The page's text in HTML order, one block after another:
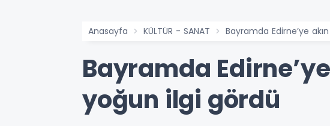
Anasayfa KÜLTÜR - SANAT Bayramda Edirne’ye
Bayramda
yoğun ilgi gördü